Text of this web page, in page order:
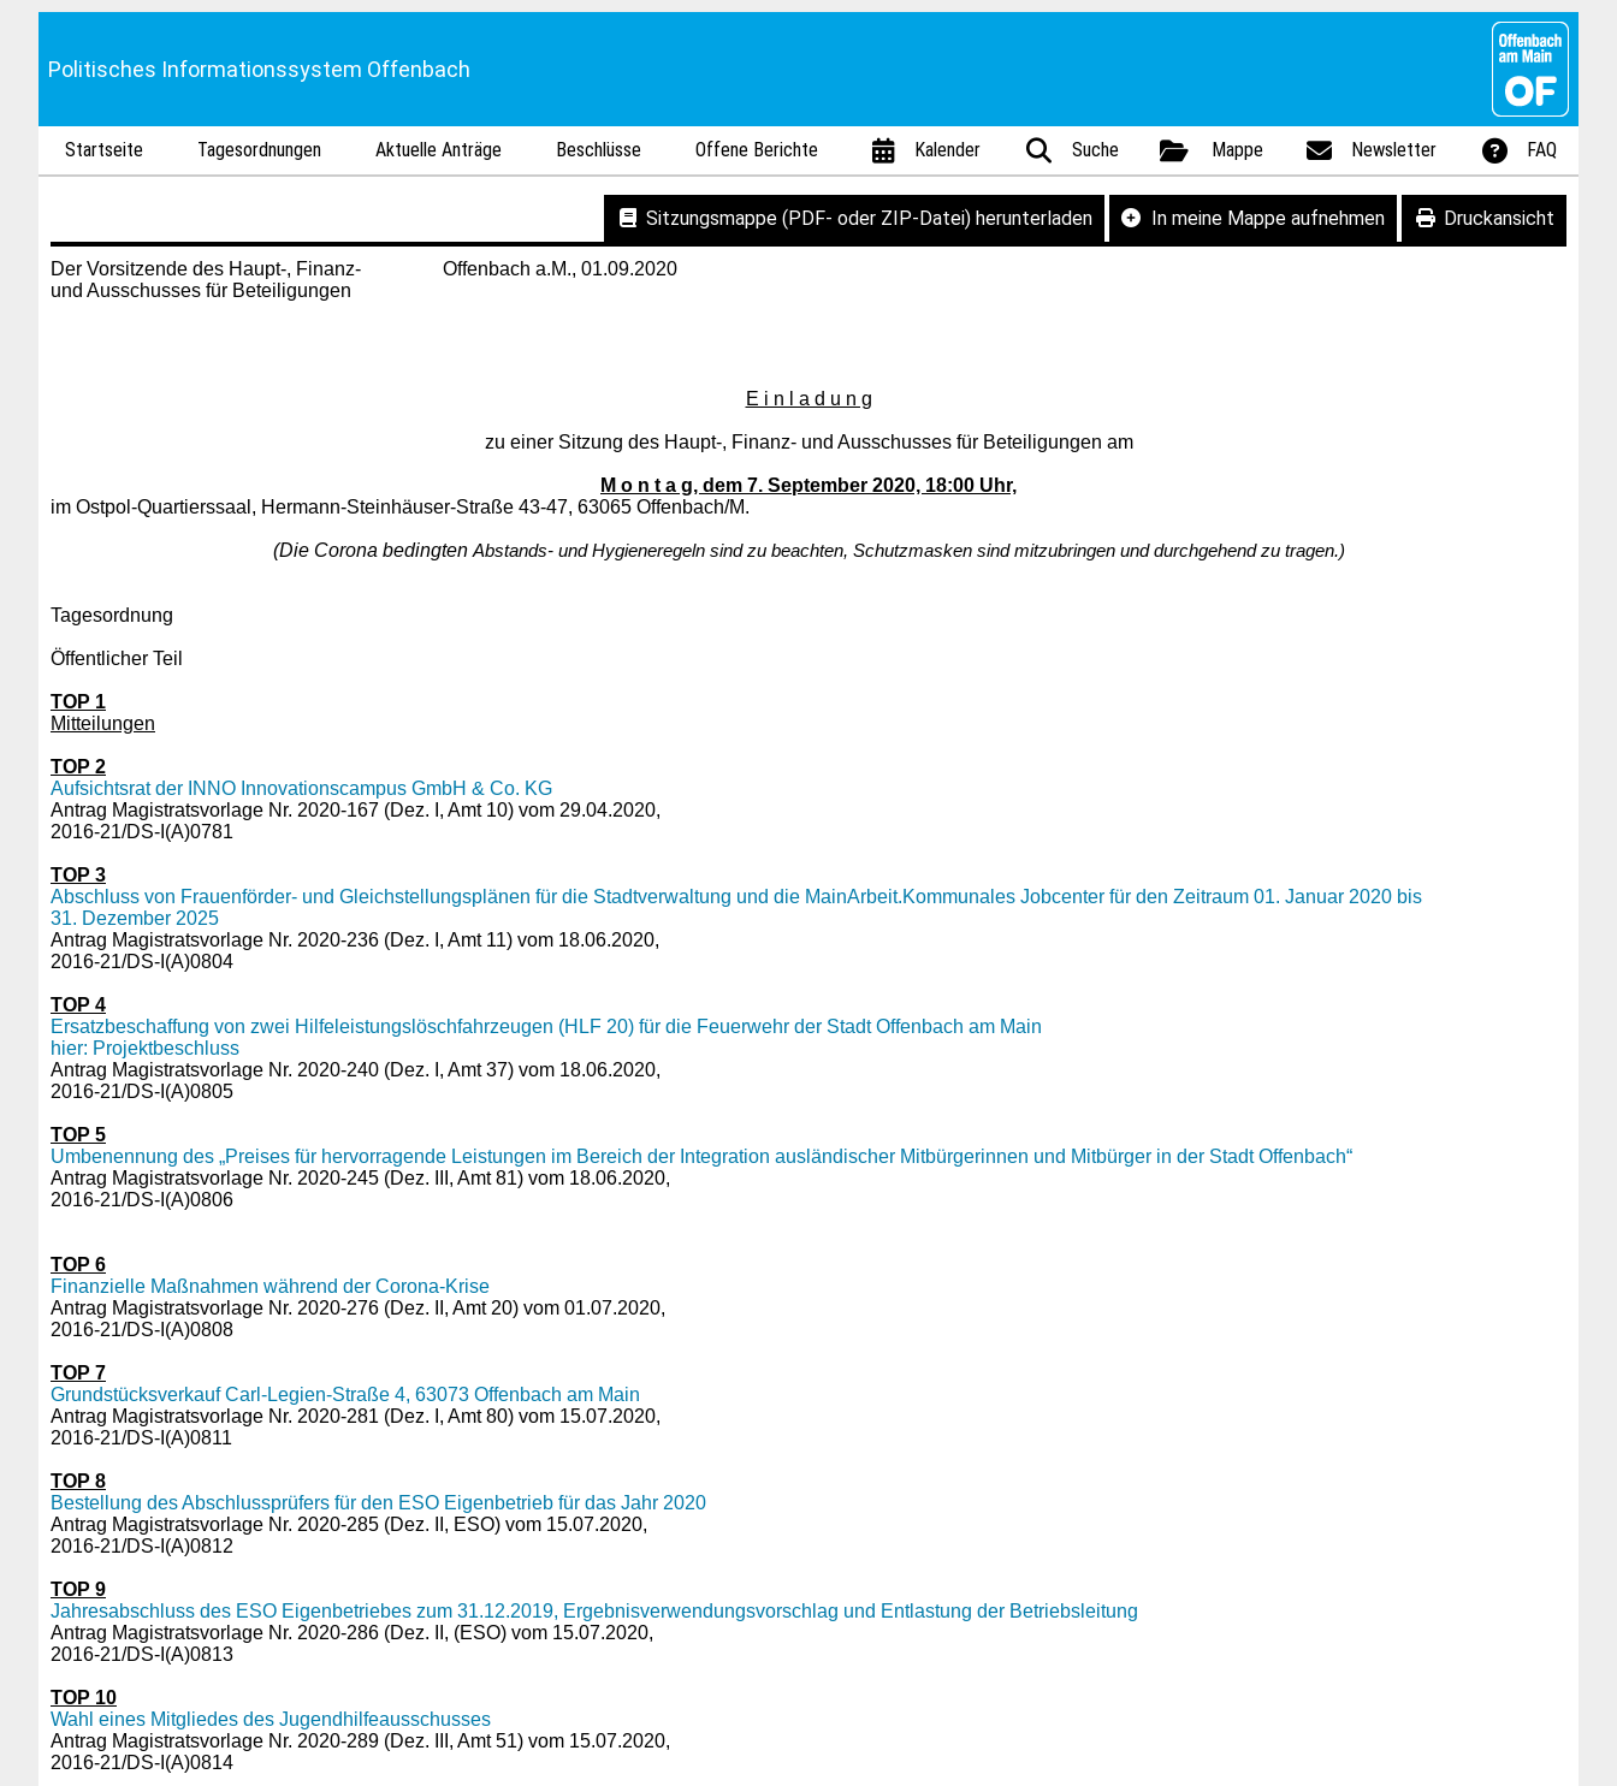
Politisches Informationssystem Offenbach
Startseite Tagesordnungen Aktuelle Anträge Beschlüsse Offene Berichte Kalender Suche Mappe Newsletter FAQ
Sitzungsmappe (PDF- oder ZIP-Datei) herunterladen In meine Mappe aufnehmen Druckansicht
Der Vorsitzende des Haupt-, Finanz- Offenbach a.M., 01.09.2020
und Ausschusses für Beteiligungen
E i n l a d u n g
zu einer Sitzung des Haupt-, Finanz- und Ausschusses für Beteiligungen am
M o n t a g, dem 7. September 2020, 18:00 Uhr,
im Ostpol-Quartierssaal, Hermann-Steinhäuser-Straße 43-47, 63065 Offenbach/M.
(Die Corona bedingten Abstands- und Hygieneregeln sind zu beachten, Schutzmasken sind mitzubringen und durchgehend zu tragen.)
Tagesordnung
Öffentlicher Teil
TOP 1
Mitteilungen
TOP 2
Aufsichtsrat der INNO Innovationscampus GmbH & Co. KG
Antrag Magistratsvorlage Nr. 2020-167 (Dez. I, Amt 10) vom 29.04.2020,
2016-21/DS-I(A)0781
TOP 3
Abschluss von Frauenförder- und Gleichstellungsplänen für die Stadtverwaltung und die MainArbeit.Kommunales Jobcenter für den Zeitraum 01. Januar 2020 bis
31. Dezember 2025
Antrag Magistratsvorlage Nr. 2020-236 (Dez. I, Amt 11) vom 18.06.2020,
2016-21/DS-I(A)0804
TOP 4
Ersatzbeschaffung von zwei Hilfeleistungslöschfahrzeugen (HLF 20) für die Feuerwehr der Stadt Offenbach am Main
hier: Projektbeschluss
Antrag Magistratsvorlage Nr. 2020-240 (Dez. I, Amt 37) vom 18.06.2020,
2016-21/DS-I(A)0805
TOP 5
Umbenennung des „Preises für hervorragende Leistungen im Bereich der Integration ausländischer Mitbürgerinnen und Mitbürger in der Stadt Offenbach“
Antrag Magistratsvorlage Nr. 2020-245 (Dez. III, Amt 81) vom 18.06.2020,
2016-21/DS-I(A)0806
TOP 6
Finanzielle Maßnahmen während der Corona-Krise
Antrag Magistratsvorlage Nr. 2020-276 (Dez. II, Amt 20) vom 01.07.2020,
2016-21/DS-I(A)0808
TOP 7
Grundstücksverkauf Carl-Legien-Straße 4, 63073 Offenbach am Main
Antrag Magistratsvorlage Nr. 2020-281 (Dez. I, Amt 80) vom 15.07.2020,
2016-21/DS-I(A)0811
TOP 8
Bestellung des Abschlussprüfers für den ESO Eigenbetrieb für das Jahr 2020
Antrag Magistratsvorlage Nr. 2020-285 (Dez. II, ESO) vom 15.07.2020,
2016-21/DS-I(A)0812
TOP 9
Jahresabschluss des ESO Eigenbetriebes zum 31.12.2019, Ergebnisverwendungsvorschlag und Entlastung der Betriebsleitung
Antrag Magistratsvorlage Nr. 2020-286 (Dez. II, (ESO) vom 15.07.2020,
2016-21/DS-I(A)0813
TOP 10
Wahl eines Mitgliedes des Jugendhilfeausschusses
Antrag Magistratsvorlage Nr. 2020-289 (Dez. III, Amt 51) vom 15.07.2020,
2016-21/DS-I(A)0814